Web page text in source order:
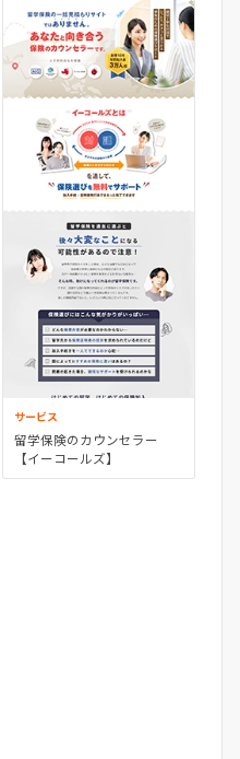
サービス
留学保険のカウンセラー
【イーコールズ】